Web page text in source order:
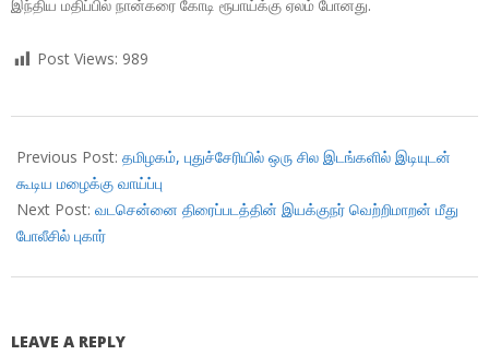
இந்திய மதிப்பில் நான்கரை கோடி ரூபாய்க்கு ஏலம் போனது.
Post Views: 989
10-
22
Previous Post: தமிழகம், புதுச்சேரியில் ஒரு சில இடங்களில் இடியுடன்
கூடிய மழைக்கு வாய்ப்பு
Next Post: வடசென்னை திரைப்படத்தின் இயக்குநர் வெற்றிமாறன் மீது
போலீசில் புகார்
LEAVE A REPLY